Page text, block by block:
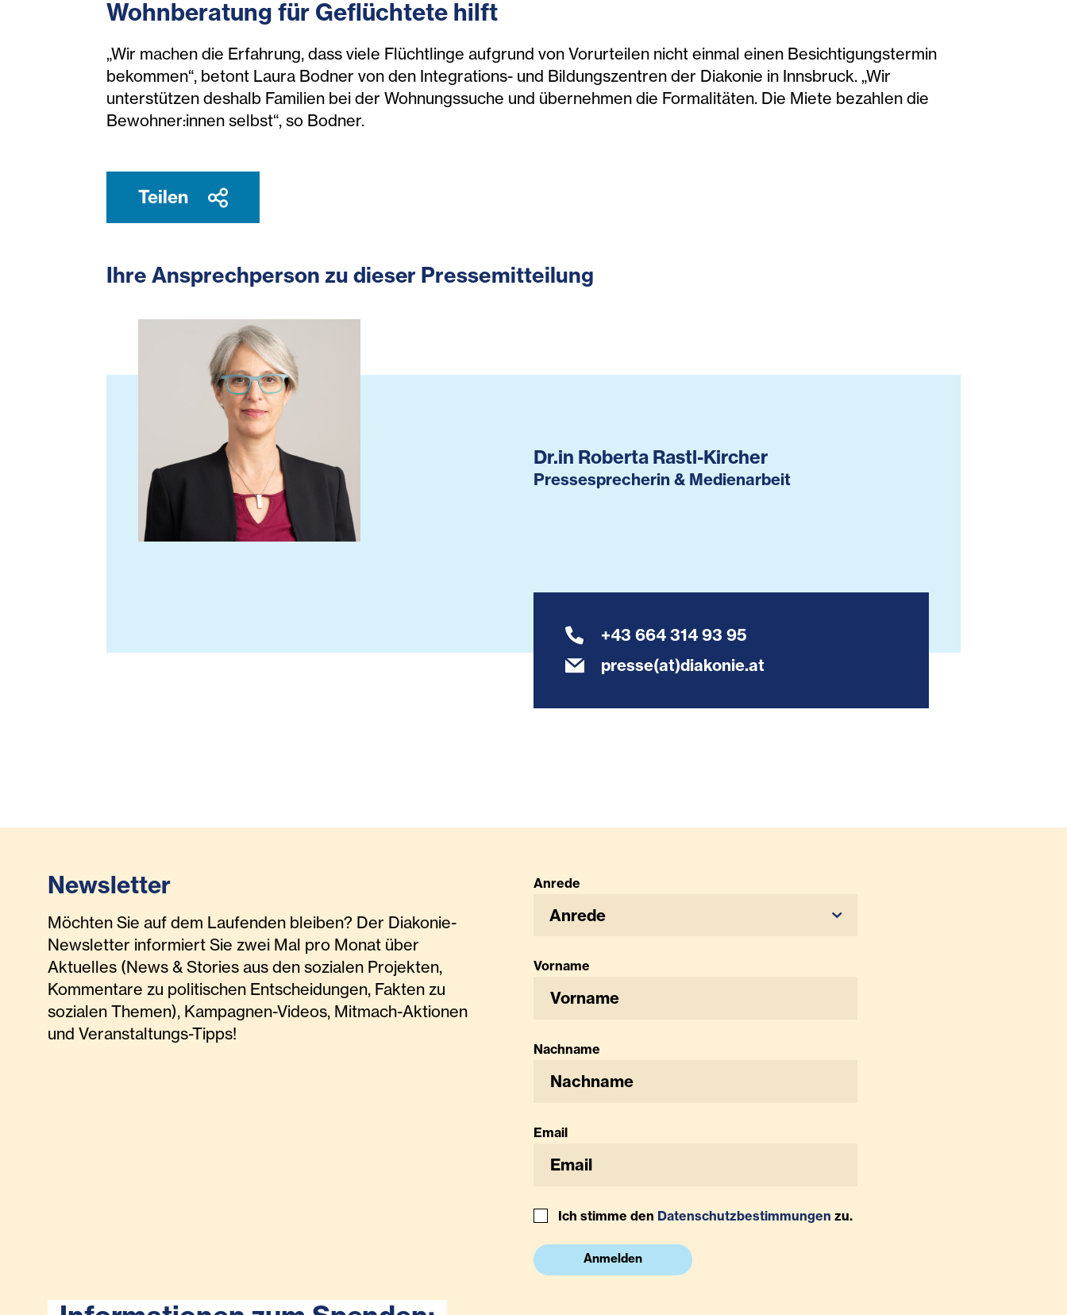
Wohnberatung für Geflüchtete hilft
„Wir machen die Erfahrung, dass viele Flüchtlinge aufgrund von Vorurteilen nicht einmal einen Besichtigungstermin
bekommen“, betont Laura Bodner von den Integrations- und Bildungszentren der Diakonie in Innsbruck. „Wir
unterstützen deshalb Familien bei der Wohnungssuche und übernehmen die Formalitäten. Die Miete bezahlen die
Bewohner:innen selbst“, so Bodner.
Teilen
Ihre Ansprechperson zu dieser Pressemitteilung
Dr.in Roberta Rastl-Kircher
Pressesprecherin & Medienarbeit
+43 664 314 93 95
presse(at)diakonie.at
Newsletter
Möchten Sie auf dem Laufenden bleiben? Der Diakonie-
Newsletter informiert Sie zwei Mal pro Monat über
Aktuelles (News & Stories aus den sozialen Projekten,
Kommentare zu politischen Entscheidungen, Fakten zu
sozialen Themen), Kampagnen-Videos, Mitmach-Aktionen
und Veranstaltungs-Tipps!
Anrede
Anrede
Vorname
Nachname
Email
Ich stimme den Datenschutzbestimmungen zu.
Anmelden